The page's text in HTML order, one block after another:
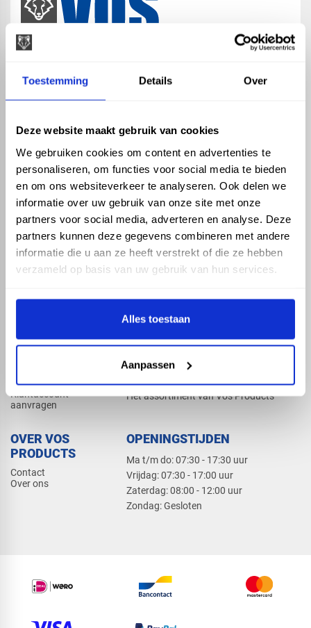
Toestemming Details Over
Deze website maakt gebruik van cookies
We gebruiken cookies om content en advertenties te
personaliseren, om functies voor social media te bieden
en om ons websiteverkeer te analyseren. Ook delen we
informatie over uw gebruik van onze site met onze
partners voor social media, adverteren en analyse. Deze
partners kunnen deze gegevens combineren met andere
informatie die u aan ze heeft verstrekt of die ze hebben
verzameld op basis van uw gebruik van hun services.
Alles toestaan
Aanpassen
ASSORTIMENT
Hemelwaterafvoer
Drukleiding
Beregening
Dak en gevel
KENNIS EN HULP
Klantenservice
Kennisbank
Klantaccount
aanvragen
PRODUCTCATALOGUS 2026
Het assortiment van Vos Products
OVER VOS
PRODUCTS
Contact
Over ons
OPENINGSTIJDEN
Ma t/m do: 07:30 - 17:30 uur
​Vrijdag: 07:30 - 17:00 uur
​Zaterdag: 08:00 - 12:00 uur
​Zondag: Gesloten
phone_enabled +31 416 75 02 55
mail info@vosproducts.nl
check_circleDé bouwmarkt van Altena
check_circle Direct uit grote voorraad geleverd met eigen transport
check_circleLevering in NL en BE